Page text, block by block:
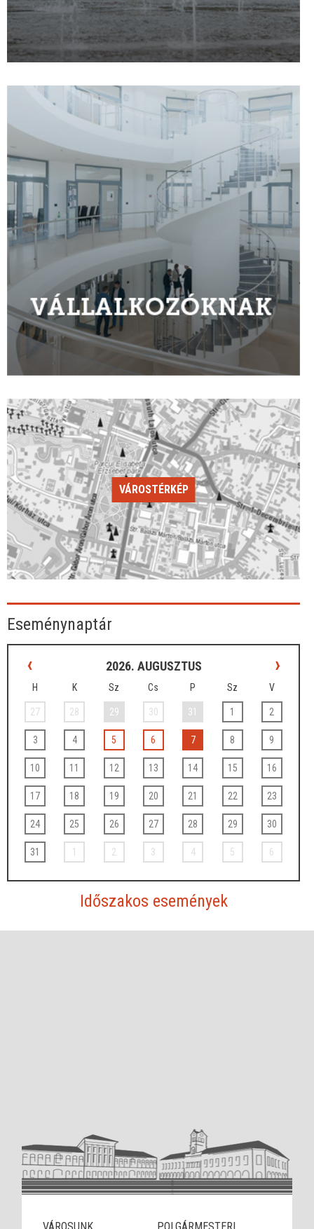
VÁROSTÉRKÉP
Eseménynaptár
‹ 2026. AUGUSZTUS ›
H K Sz Cs P Sz V
27 28 29 30 31 1 2
3 4 5 6 7 8 9
10 11 12 13 14 15 16
17 18 19 20 21 22 23
24 25 26 27 28 29 30
31 1 2 3 4 5 6
Időszakos események